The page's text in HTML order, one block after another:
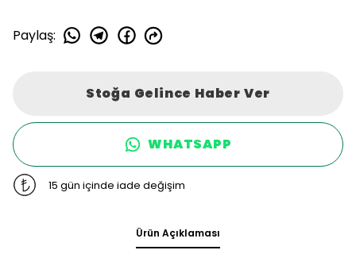
Paylaş:
Stoğa Gelince Haber Ver
WHATSAPP
15 gün içinde iade değişim
Ürün Açıklaması